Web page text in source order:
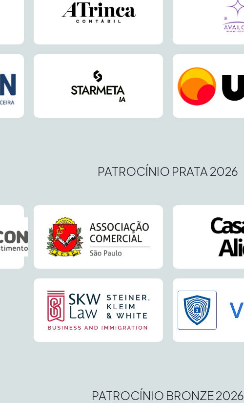
PATROCÍNIO PRATA 2026
PATROCÍNIO BRONZE 2026